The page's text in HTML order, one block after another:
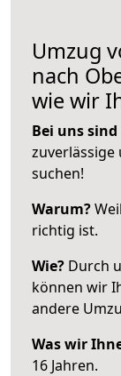
Umzug
nach
wie wir
Bei uns
suchen!
Warum?
richtig ist.
Wie? Durch
können wir
andere
Was wir
16 Jahren.